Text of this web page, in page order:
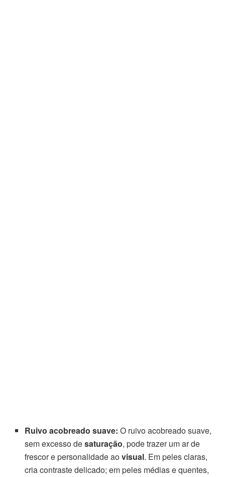
Ruivo acobreado suave:O ruivo acobreado suave,
sem excesso desaturação, pode trazer um ar de
frescor e personalidade aovisual. Em peles claras,
cria contraste delicado; em peles médias e quentes,